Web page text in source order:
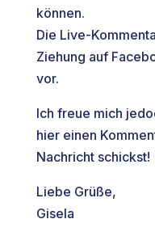
können.
Die Live-
Ziehung auf
vor.
Ich freue mich
hier einen
Nachricht schickst!
Liebe Grüße,
Gisela